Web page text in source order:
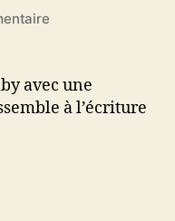
de
sur
orange
écriture
manuscrite
avec une
à l’écriture